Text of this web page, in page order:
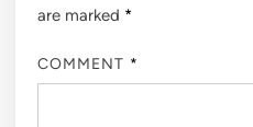
are marked *
COMMENT *